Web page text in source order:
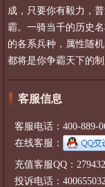
成，只要你有毅力，
霸。一骑当千的历史
的各系兵种，属性随机
都将是你争霸天下的制
客服信息
客服电话：400-889-
在线客服：
充值客服QQ：
投诉电话：